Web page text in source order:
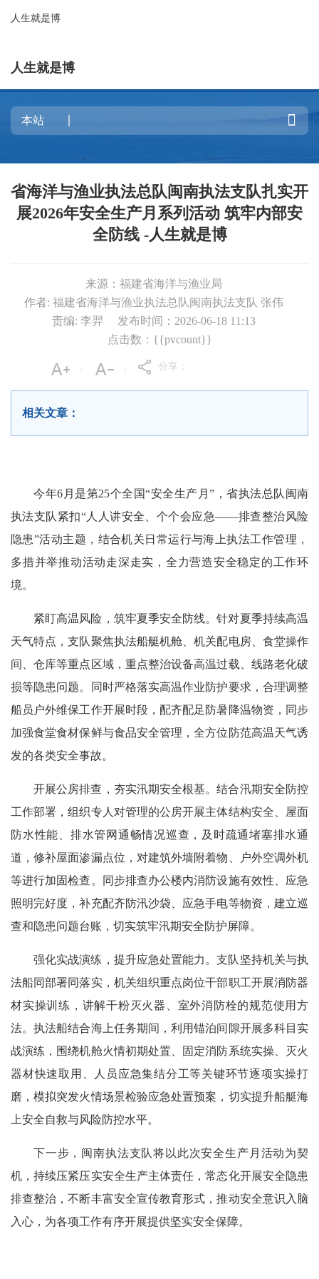
人生就是博
人生就是博

省海洋与渔业执法总队闽南执法支队扎实开
展2026年安全生产月系列活动 筑牢内部安
全防线 -人生就是博
来源：福建省海洋与渔业局
作者: 福建省海洋与渔业执法总队闽南执法支队 张伟
责编: 李羿
发布时间：2026-06-18 11:13
点击数：{{pvcount}}
分享：
相关文章：
今年6月是第25个全国“安全生产月”，省执法总队闽南
执法支队紧扣“人人讲安全、个个会应急——排查整治风险
隐患”活动主题，结合机关日常运行与海上执法工作管理，
多措并举推动活动走深走实，全力营造安全稳定的工作环
境。
紧盯高温风险，筑牢夏季安全防线。针对夏季持续高温
天气特点，支队聚焦执法船艇机舱、机关配电房、食堂操作
间、仓库等重点区域，重点整治设备高温过载、线路老化破
损等隐患问题。同时严格落实高温作业防护要求，合理调整
船员户外维保工作开展时段，配齐配足防暑降温物资，同步
加强食堂食材保鲜与食品安全管理，全方位防范高温天气诱
发的各类安全事故。
开展公房排查，夯实汛期安全根基。结合汛期安全防控
工作部署，组织专人对管理的公房开展主体结构安全、屋面
防水性能、排水管网通畅情况巡查，及时疏通堵塞排水通
道，修补屋面渗漏点位，对建筑外墙附着物、户外空调外机
等进行加固检查。同步排查办公楼内消防设施有效性、应急
照明完好度，补充配齐防汛沙袋、应急手电等物资，建立巡
查和隐患问题台账，切实筑牢汛期安全防护屏障。
强化实战演练，提升应急处置能力。支队坚持机关与执
法船同部署同落实，机关组织重点岗位干部职工开展消防器
材实操训练，讲解干粉灭火器、室外消防栓的规范使用方
法。执法船结合海上任务期间，利用锚泊间隙开展多科目实
战演练，围绕机舱火情初期处置、固定消防系统实操、灭火
器材快速取用、人员应急集结分工等关键环节逐项实操打
磨，模拟突发火情场景检验应急处置预案，切实提升船艇海
上安全自救与风险防控水平。
下一步，闽南执法支队将以此次安全生产月活动为契
机，持续压紧压实安全生产主体责任，常态化开展安全隐患
排查整治，不断丰富安全宣传教育形式，推动安全意识入脑
入心，为各项工作有序开展提供坚实安全保障。